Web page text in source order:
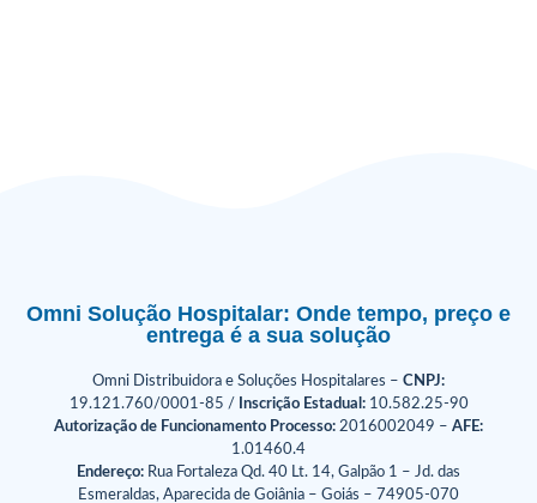
Omni Solução Hospitalar: Onde tempo, preço e
entrega é a sua solução
Omni Distribuidora e Soluções Hospitalares – CNPJ:
19.121.760/0001-85 /
Inscrição Estadual:10.582.25-90
Autorização de Funcionamento Processo: 2016002049 – AFE:
1.01460.4
Endereço: Rua Fortaleza Qd. 40 Lt. 14, Galpão 1 – Jd. das
Esmeraldas, Aparecida de Goiânia – Goiás – 74905-070